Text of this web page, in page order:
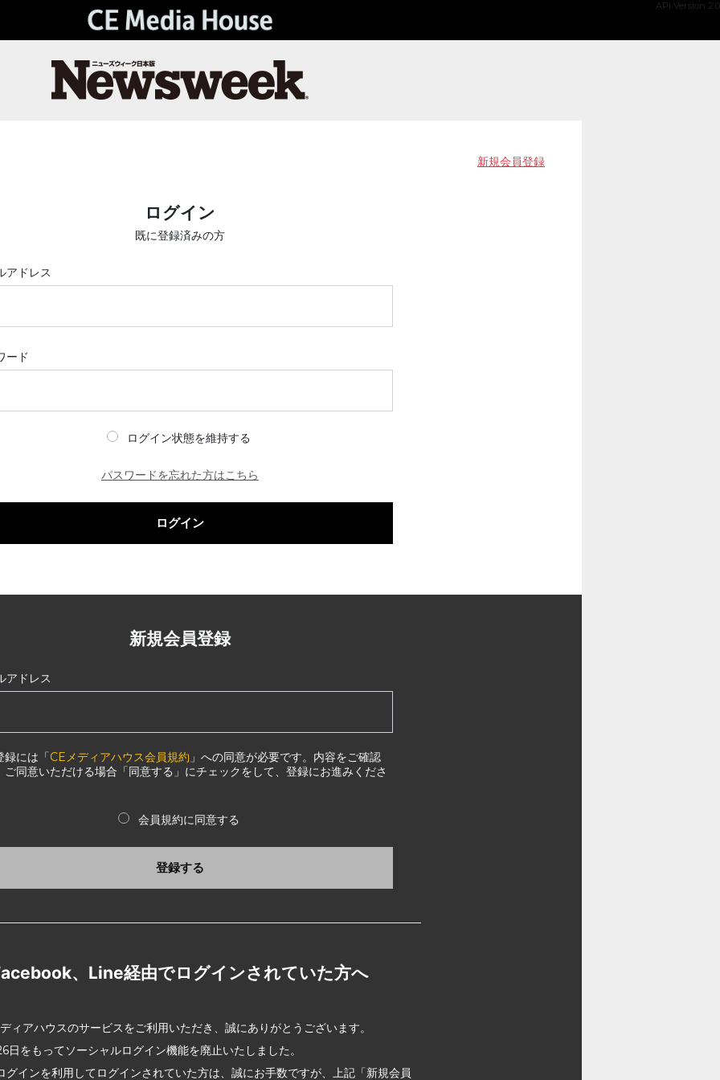
API Version 2.0
新規会員登録
ログイン
既に登録済みの方
アドレス
ード
ログイン状態を維持する
パスワードを忘れた方はこちら
ログイン
新規会員登録
アドレス
録には「CEメディアハウス会員規約 」への同意が必要です。内容をご確認
ご同意いただける場合「同意する」にチェックをして、登録にお進みくださ
会員規約に同意する
登録する
、Line経由でログインされていた方へ
ィアハウスのサービスをご利用いただき、誠にありがとうございます。
日をもってソーシャルログイン機能を廃止いたしました。
グインを利用してログインされていた方は、誠にお手数ですが、上記「新規会員